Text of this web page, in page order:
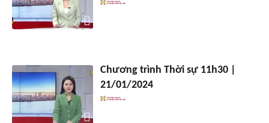
Chương trình Thời sự 11h30 |
21/01/2024